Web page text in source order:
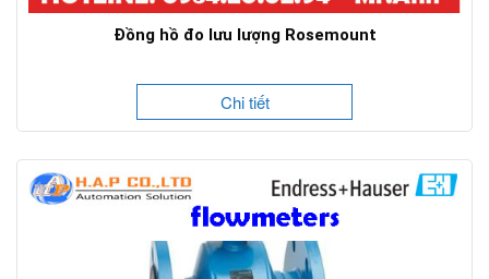
Đồng hồ đo lưu lượng Rosemount
Chi tiết